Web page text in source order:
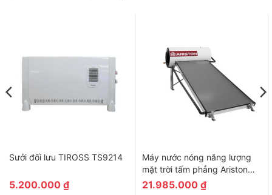
Sưởi đối lưu TIROSS TS9214
5.200.000 ₫
Máy nước nóng năng lượng
mặt trời tấm phẳng Ariston
200 lít DR-2 200-1 TR
21.985.000 ₫